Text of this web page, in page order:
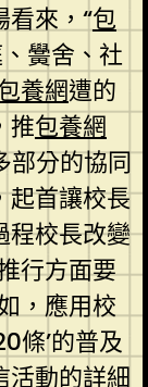
看來，“包
黌舍、社
養網遭的
推包養網
部分的協同
起首讓校長
程校長改變
行方面要
，應用校
條’的普及
活動的詳細